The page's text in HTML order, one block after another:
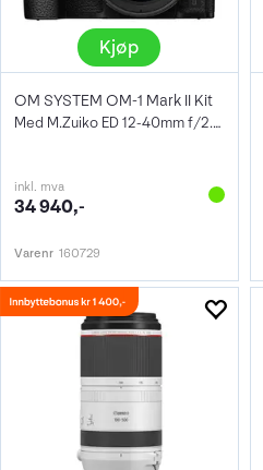
Kjøp
OM SYSTEM OM-1 Mark II Kit
Med M.Zuiko ED 12-40mm f/2.8 Pro II
inkl. mva
34 940,-
Varenr 160729